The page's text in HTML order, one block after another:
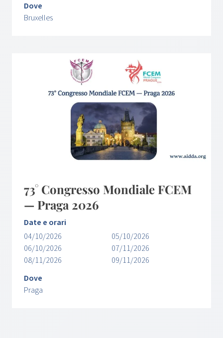
Dove
Bruxelles
73° Congresso Mondiale FCEM
— Praga 2026
Date e orari
04/10/2026
05/10/2026
06/10/2026
07/11/2026
08/11/2026
09/11/2026
Dove
Praga